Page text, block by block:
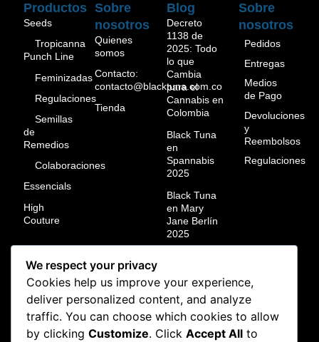
Productos
Seeds
Tropicanna
Punch Line
Feminizadas
Regulaciones
Semillas
de
Remedios
Colaboraciones
Essencials
High
Couture
Sobre
nosotros
Quienes
somos
Contacto:
contacto@blacktuna.com.co
Tienda
Blog
Decreto
1138 de
2025: Todo
lo que
Cambia
para el
Cannabis en
Colombia
Black Tuna
en
Spannabis
2025
Black Tuna
en Mary
Jane Berlín
2025
mundial en
ResinMania
México
2024
Sobre
nosotros
Pedidos
Entregas
Medios
de Pago
Devoluciones
y
Reembolsos
Regulaciones
We respect your privacy
Cookies help us improve your experience,
deliver personalized content, and analyze
traffic. You can choose which cookies to allow
by clicking Customize. Click Accept All to